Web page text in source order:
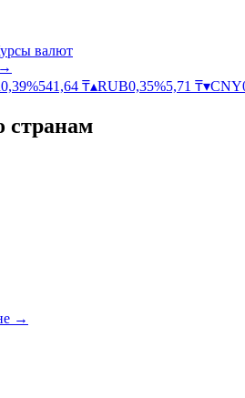
валют
0,39%541,64 ₸▴RUB0,35%5,71 ₸▾CNY
странам
→